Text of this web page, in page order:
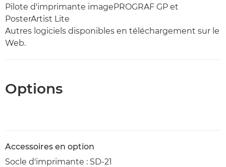
Pilote d'imprimante imagePROGRAF GP et
PosterArtist Lite
Autres logiciels disponibles en téléchargement sur le
Web.
Options
Accessoires en option
Socle d'imprimante : SD-21